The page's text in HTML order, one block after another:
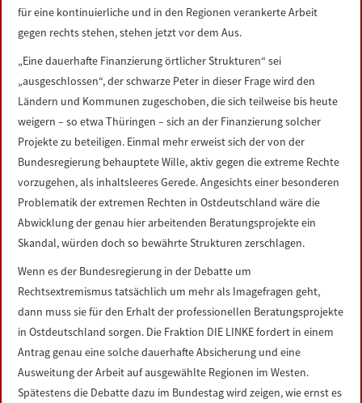
für eine kontinuierliche und in den Regionen verankerte Arbeit
gegen rechts stehen, stehen jetzt vor dem Aus.
„Eine dauerhafte Finanzierung örtlicher Strukturen“ sei
„ausgeschlossen“, der schwarze Peter in dieser Frage wird den
Ländern und Kommunen zugeschoben, die sich teilweise bis heute
weigern – so etwa Thüringen – sich an der Finanzierung solcher
Projekte zu beteiligen. Einmal mehr erweist sich der von der
Bundesregierung behauptete Wille, aktiv gegen die extreme Rechte
vorzugehen, als inhaltsleeres Gerede. Angesichts einer besonderen
Problematik der extremen Rechten in Ostdeutschland wäre die
Abwicklung der genau hier arbeitenden Beratungsprojekte ein
Skandal, würden doch so bewährte Strukturen zerschlagen.
Wenn es der Bundesregierung in der Debatte um
Rechtsextremismus tatsächlich um mehr als Imagefragen geht,
dann muss sie für den Erhalt der professionellen Beratungsprojekte
in Ostdeutschland sorgen. Die Fraktion DIE LINKE fordert in einem
Antrag genau eine solche dauerhafte Absicherung und eine
Ausweitung der Arbeit auf ausgewählte Regionen im Westen.
Spätestens die Debatte dazu im Bundestag wird zeigen, wie ernst es